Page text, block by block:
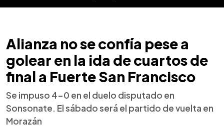
Alianza no se confía pese a
golear en la ida de cuartos de
final a Fuerte San Francisco
Se impuso 4-0 en el duelo disputado en
Sonsonate. El sábado será el partido de vuelta en
Morazán